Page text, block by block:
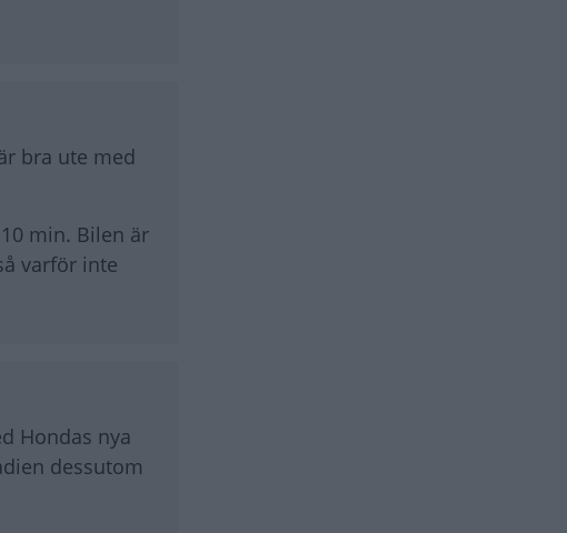
bra ute med
min. Bilen är
varför inte
Hondas nya
dessutom